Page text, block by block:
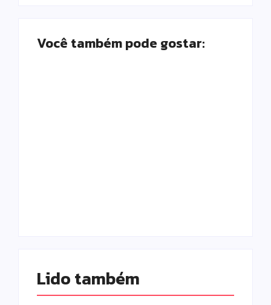
Você também pode gostar:
Lido também